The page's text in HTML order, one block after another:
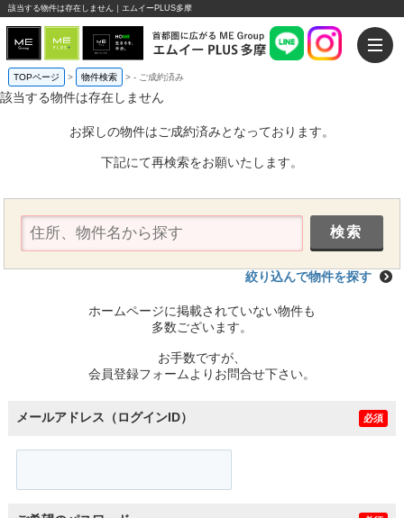
該当する物件は存在しません｜エムイーPLUS多摩
TOPページ > 物件検索 >- ご成約済み
該当する物件は存在しません
お探しの物件はご成約済みとなっております。
下記にて再検索をお願いたします。
絞り込んで物件を探す
ホームページに掲載されていない物件も
多数ございます。
お手数ですが、
会員登録フォームよりお問合せ下さい。
メールアドレス（ログインID） 必須